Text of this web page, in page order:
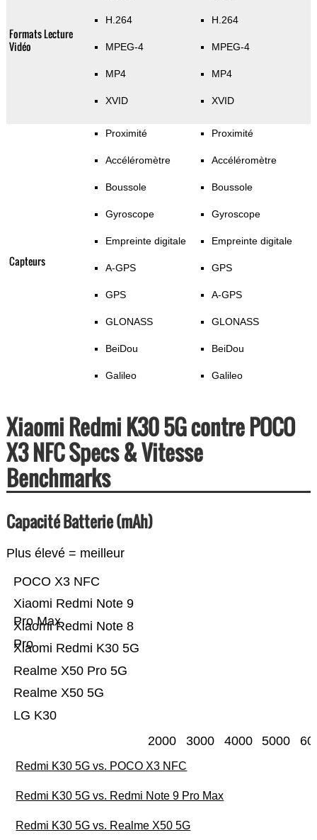
Formats Lecture
Vidéo
H.264
MPEG-4
MP4
XVID
H.264
MPEG-4
MP4
XVID
Capteurs
Proximité
Accéléromètre
Boussole
Gyroscope
Empreinte digitale
A-GPS
GPS
GLONASS
BeiDou
Galileo
Proximité
Accéléromètre
Boussole
Gyroscope
Empreinte digitale
GPS
A-GPS
GLONASS
BeiDou
Galileo
Xiaomi Redmi K30 5G contre POCO
X3 NFC Specs & Vitesse
Benchmarks
Capacité Batterie (mAh)
Plus élevé = meilleur
LG K30
Realme X50 5G
Realme X50 Pro 5G
Xiaomi Redmi K30 5G
Xiaomi Redmi Note 8
Pro
Xiaomi Redmi Note 9
Pro Max
POCO X3 NFC
2000 3000 4000 5000
Redmi K30 5G vs. POCO X3 NFC
Redmi K30 5G vs. Redmi Note 9 Pro Max
Redmi K30 5G vs. Realme X50 5G